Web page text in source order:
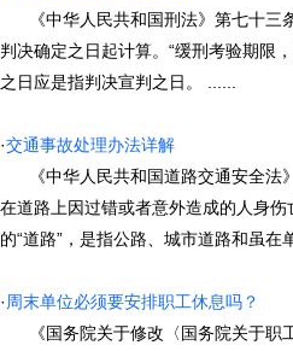
《中华人民共和国刑法》第七十三
判决确定之日起计算。“缓刑考验期限
之日应是指判决宣判之日。 ......
·交通事故处理办法详解
《中华人民共和国道路交通安全法
在道路上因过错或者意外造成的人身
的“道路”，是指公路、城市道路和虽
·周末单位必须要安排职工休息吗？
《国务院关于修改〈国务院关于职